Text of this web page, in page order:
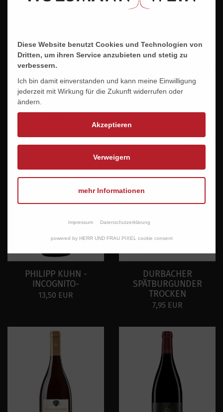
SCHALES horrido!
PHILIPP KUHN -
INCOGNITO-
13,50 EUR
DURBACHER
SPÄTBURGUNDER
TROCKEN
7,95 EUR
Diese Website benutzt Cookies und Technologien von
Dritten, um ihren Service anzubieten und stetig zu
verbessern.
Ich bin damit einverstanden und kann meine Einwilligung
jederzeit mit Wirkung für die Zukunft widerrufen oder
ändern.
Akzeptieren
Verweigern
mehr Informationen
Impressum Datenschutzerklärung
powered by HERR UND FRAU PIXEL cookie consent